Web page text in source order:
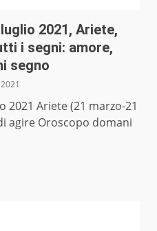
2021, Ariete,
i segni: amore,
segno
2021 Ariete (21 marzo-21
agire Oroscopo domani